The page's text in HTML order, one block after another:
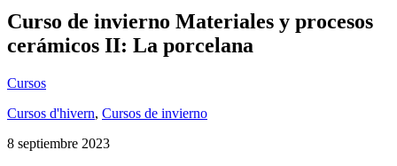
Curso de invierno Materiales y procesos
cerámicos II: La porcelana
Cursos
Cursos d'hivern, Cursos de invierno
8 septiembre 2023